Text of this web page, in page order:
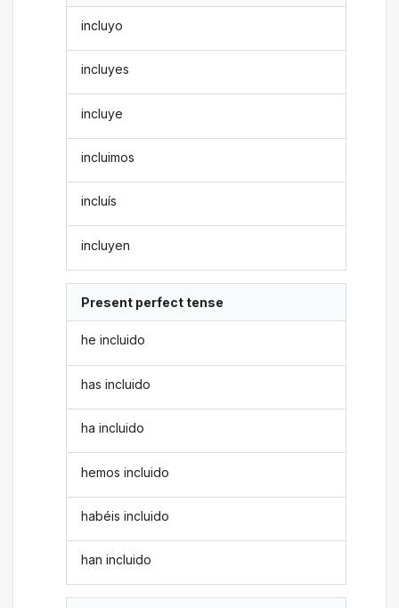
incluyo
incluyes
incluye
incluimos
incluís
incluyen
Present perfect tense
he incluido
has incluido
ha incluido
hemos incluido
habéis incluido
han incluido